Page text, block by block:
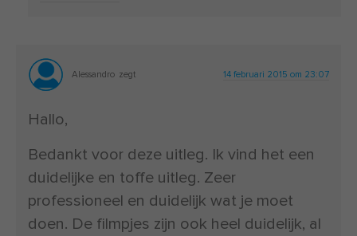
Alessandro zegt 14 februari 2015 om 23:07
Hallo,
Bedankt voor deze uitleg. Ik vind het een
duidelijke en toffe uitleg. Zeer
professioneel en duidelijk wat je moet
doen. De filmpjes zijn ook heel duidelijk, al